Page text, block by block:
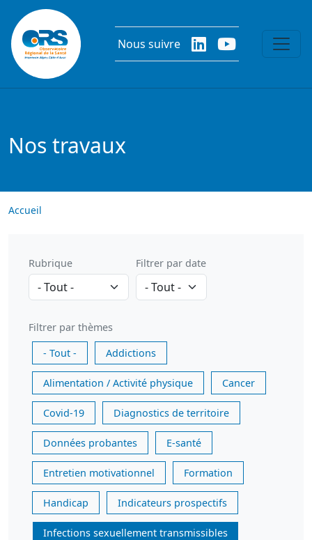
Aller au contenu principal
Nous suivre
Nos travaux
Accueil
Rubrique Filtrer par date
Filtrer par thèmes
- Tout -
Addictions
Alimentation / Activité physique Cancer
Covid-19 Diagnostics de territoire
Données probantes E-santé
Entretien motivationnel Formation
Handicap Indicateurs prospectifs
Infections sexuellement transmissibles